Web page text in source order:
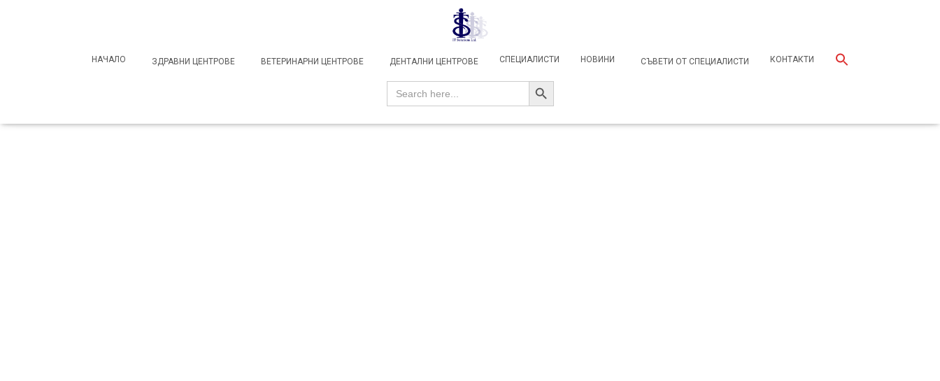
НАЧАЛО ЗДРАВНИ ЦЕНТРОВЕ ВЕТЕРИНАРНИ ЦЕНТРОВЕ ДЕНТАЛНИ ЦЕНТРОВЕ СПЕЦИАЛИСТИ НОВИНИ СЪВЕТИ ОТ СПЕЦИАЛИСТИ КОНТАКТИ
Search
SEARCH BUTTON